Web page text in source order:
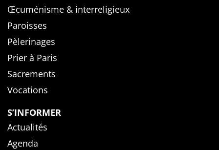
Œcuménisme & interreligieux
Paroisses
Pèlerinages
Prier à Paris
Sacrements
Vocations
S’INFORMER
Actualités
Agenda